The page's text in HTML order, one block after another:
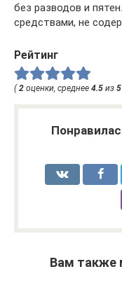
без разводов и
средствами, не
Рейтинг
(2 оценки, среднее 4.5 из 5
Вам также